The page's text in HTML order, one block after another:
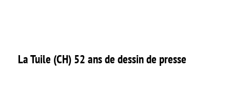
La Tuile (CH) 52 ans de dessin de presse